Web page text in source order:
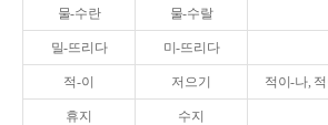
물-수란 물-수랄
밀-뜨리다 미-뜨리다
적-이 저으기 적이-나,
휴지 수지